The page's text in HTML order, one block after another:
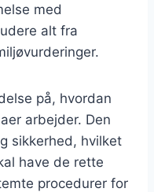
med
alt fra
på, hvordan
arbejder. Den
sikkerhed, hvilket
have de rette
procedurer for